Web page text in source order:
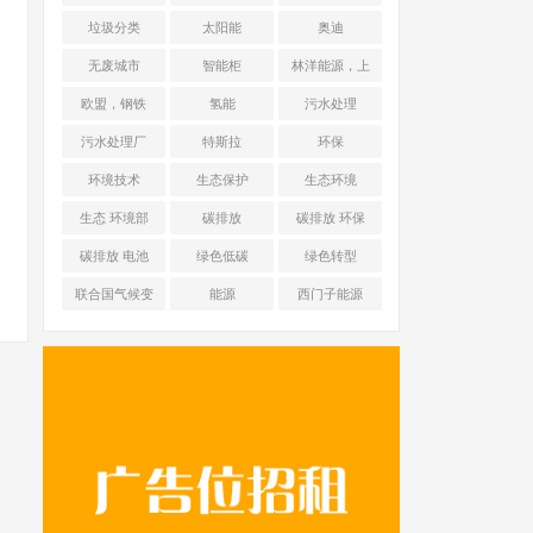
能源 光伏+储能
垃圾分类 太阳能 奥迪
无废城市 智能柜 林洋能源，上
海舜华新能源
欧盟，钢铁 氢能 污水处理
污水处理厂 特斯拉 环保
环境技术 生态保护 生态环境
生态 环境部 碳排放 碳排放 环保
碳排放 电池 绿色低碳 绿色转型
联合国气候变 能源 西门子能源